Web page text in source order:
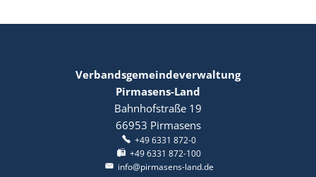
Verbandsgemeindeverwaltung
Pirmasens-Land
Bahnhofstraße 19
66953 Pirmasens
+49 6331 872-0
+49 6331 872-100
info@pirmasens-land.de